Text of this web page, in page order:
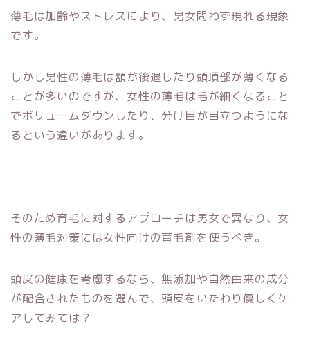
薄毛は加齢やストレスにより、男女問わず現れる現象
です。
しかし男性の薄毛は額が後退したり頭頂部が薄くなる
ことが多いのですが、女性の薄毛は毛が細くなること
でボリュームダウンしたり、分け目が目立つようにな
るという違いがあります。
そのため育毛に対するアプローチは男女で異なり、女
性の薄毛対策には女性向けの育毛剤を使うべき。
頭皮の健康を考慮するなら、無添加や自然由来の成分
が配合されたものを選んで、頭皮をいたわり優しくケ
アしてみては？